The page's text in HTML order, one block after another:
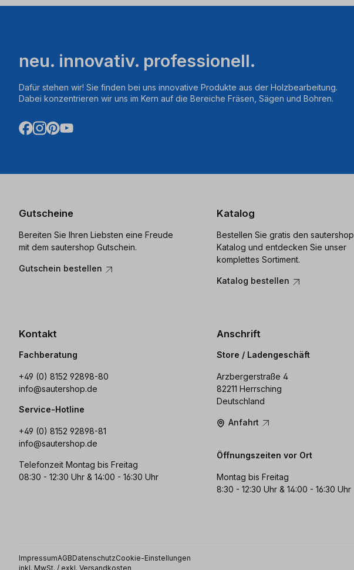
neu. innovativ. professionell.
Dafür stehen wir! Sie finden bei uns innovative Produkte aus der Holzbearbeitung.
Dabei konzentrieren wir uns im Kern auf die Bereiche Fräsen, Sägen und Bohren.
Gutscheine
Bereiten Sie Ihren Liebsten eine Freude
mit dem sautershop Gutschein.
Gutschein bestellen
Katalog
Bestellen Sie gratis den sautershop
Katalog und entdecken Sie unser
komplettes Sortiment.
Katalog bestellen
Kontakt
Fachberatung
+49 (0) 8152 92898-80
info@sautershop.de
Service-Hotline
+49 (0) 8152 92898-81
info@sautershop.de
Telefonzeit Montag bis Freitag
08:30 - 12:30 Uhr & 14:00 - 16:30 Uhr
Anschrift
Store / Ladengeschäft
Arzbergerstraße 4
82211 Herrsching
Deutschland
Anfahrt
Öffnungszeiten vor Ort
Montag bis Freitag
8:30 - 12:30 Uhr & 14:00 - 16:30 Uhr
ImpressumAGBDatenschutzCookie-Einstellungen
inkl. MwSt. / exkl. Versandkosten